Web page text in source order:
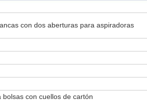
con dos aberturas para aspiradoras
con cuellos de cartón